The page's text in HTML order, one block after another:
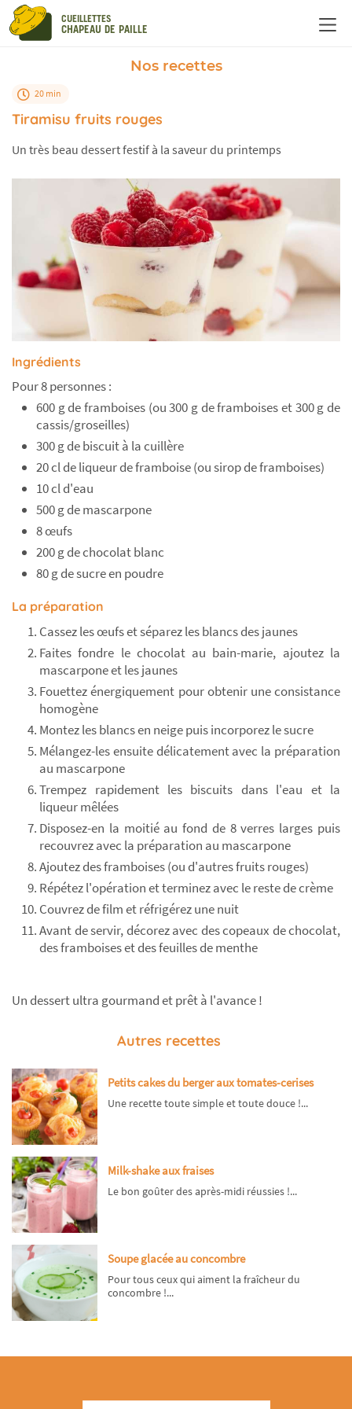
CUEILLETTES
CHAPEAU DE PAILLE
Nos recettes
20 min
Tiramisu fruits rouges
Un très beau dessert festif à la saveur du printemps
Ingrédients
Pour 8 personnes :
600 g de framboises (ou 300 g de framboises et 300 g de
cassis/groseilles)
300 g de biscuit à la cuillère
20 cl de liqueur de framboise (ou sirop de framboises)
10 cl d'eau
500 g de mascarpone
8 œufs
200 g de chocolat blanc
80 g de sucre en poudre
La préparation
Cassez les œufs et séparez les blancs des jaunes
Faites fondre le chocolat au bain-marie, ajoutez la
mascarpone et les jaunes
Fouettez énergiquement pour obtenir une consistance
homogène
Montez les blancs en neige puis incorporez le sucre
Mélangez-les ensuite délicatement avec la préparation
au mascarpone
Trempez rapidement les biscuits dans l'eau et la
liqueur mêlées
Disposez-en la moitié au fond de 8 verres larges puis
recouvrez avec la préparation au mascarpone
Ajoutez des framboises (ou d'autres fruits rouges)
Répétez l'opération et terminez avec le reste de crème
Couvrez de film et réfrigérez une nuit
Avant de servir, décorez avec des copeaux de chocolat,
des framboises et des feuilles de menthe
Un dessert ultra gourmand et prêt à l'avance !
Autres recettes
Petits cakes du berger aux tomates-cerises
Une recette toute simple et toute douce !...
Milk-shake aux fraises
Le bon goûter des après-midi réussies !...
Soupe glacée au concombre
Pour tous ceux qui aiment la fraîcheur du
concombre !...
Panneau de gestion des cookies